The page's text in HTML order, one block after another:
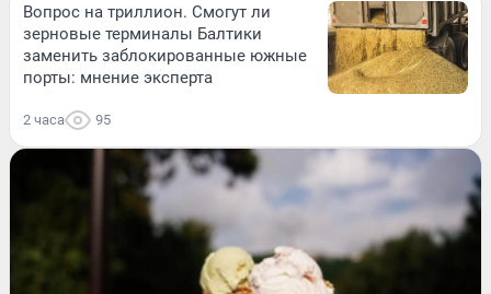
Вопрос на триллион. Смогут ли
зерновые терминалы Балтики
заменить заблокированные южные
порты: мнение эксперта
2 часа 95